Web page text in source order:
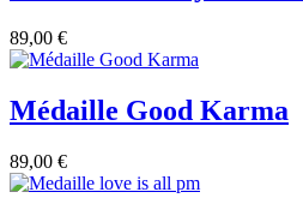
89,00 €
Médaille Good Karma
89,00 €